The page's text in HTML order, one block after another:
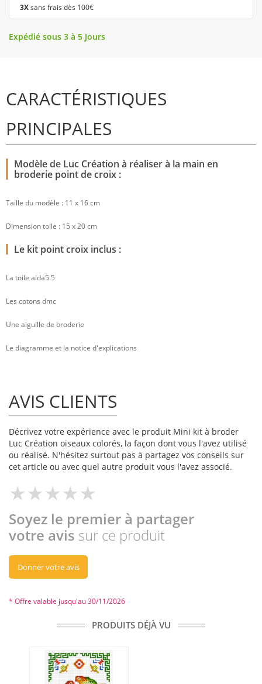
3Xsans frais dès 100€
Expédié sous 3 à 5 Jours
CARACTÉRISTIQUES
PRINCIPALES
Modèle de Luc Création à réaliser à la main en
broderie point de croix :
Taille du modèle : 11 x 16 cm
Dimension toile : 15 x 20 cm
Le kit point croix inclus :
La toile aida5.5
Les cotons dmc
Une aiguille de broderie
Le diagramme et la notice d'explications
AVIS CLIENTS
Décrivez votre expérience avec le produit Mini kit à broder
Luc Création oiseaux colorés, la façon dont vous l'avez utilisé
ou réalisé. N'hésitez surtout pas à partagez vos conseils sur
cet article ou avec quel autre produit vous l'avez associé.
Soyez le premier à partager
votre avis sur ce produit
Donner votre avis
* Offre valable jusqu'au 30/11/2026
PRODUITS DÉJÀ VU